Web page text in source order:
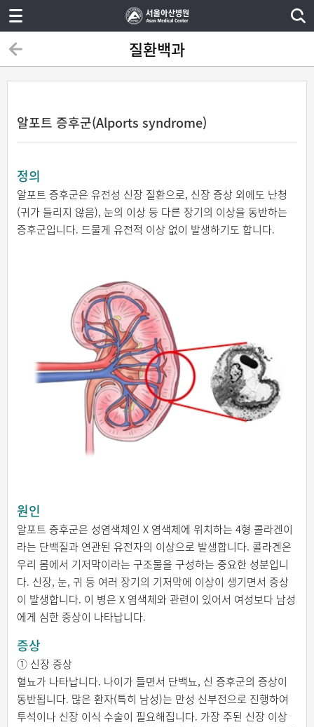
질환백과
알포트 증후군(Alports syndrome)
정의
알포트 증후군은 유전성 신장 질환으로, 신장 증상 외에도 난청
(귀가 들리지 않음), 눈의 이상 등 다른 장기의 이상을 동반하는
증후군입니다. 드물게 유전적 이상 없이 발생하기도 합니다.
원인
알포트 증후군은 성염색체인 X 염색체에 위치하는 4형 콜라겐이
라는 단백질과 연관된 유전자의 이상으로 발생합니다. 콜라겐은
우리 몸에서 기저막이라는 구조물을 구성하는 중요한 성분입니
다. 신장, 눈, 귀 등 여러 장기의 기저막에 이상이 생기면서 증상
이 발생합니다. 이 병은 X 염색체와 관련이 있어서 여성보다 남성
에게 심한 증상이 나타납니다.
증상
① 신장 증상
혈뇨가 나타납니다. 나이가 들면서 단백뇨, 신 증후군의 증상이
동반됩니다. 많은 환자(특히 남성)는 만성 신부전으로 진행하여
투석이나 신장 이식 수술이 필요해집니다. 가장 주된 신장 이상